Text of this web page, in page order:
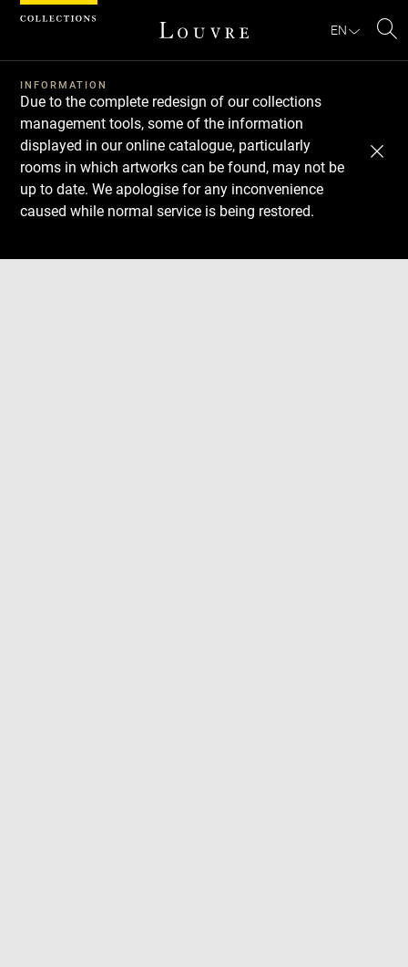
EN
INFORMATION
Due to the complete redesign of our collections
management tools, some of the information
displayed in our online catalogue, particularly
rooms in which artworks can be found, may not be
up to date. We apologise for any inconvenience
caused while normal service is being restored.
Download
Next
Previous
Cookies management panel